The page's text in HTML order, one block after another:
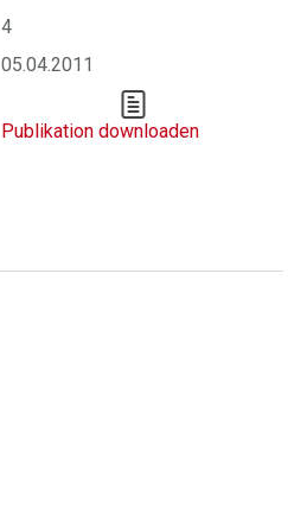
4
05.04.2011
Publikation downloaden